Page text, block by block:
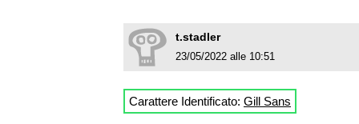
t.stadler
23/05/2022 alle 10:51
Carattere Identificato: Gill Sans